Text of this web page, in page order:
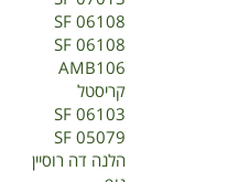
SF 06108
SF 06108
AMB106
קריסטל
SF 06103
SF 05079
הלנה דה רוסיין